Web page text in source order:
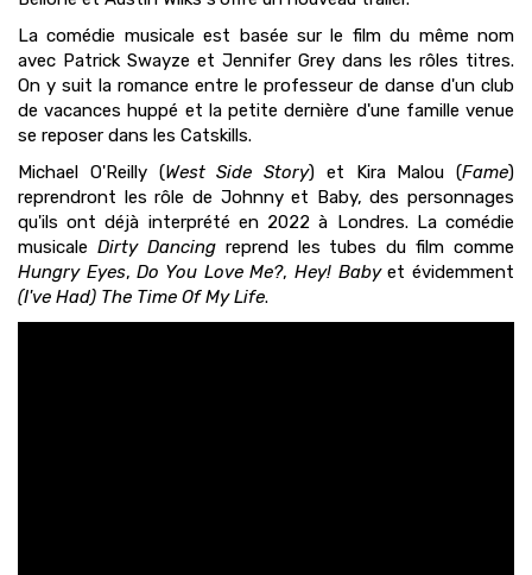
La comédie musicale est basée sur le film du même nom
avec Patrick Swayze et Jennifer Grey dans les rôles titres.
On y suit la romance entre le professeur de danse d'un club
de vacances huppé et la petite dernière d'une famille venue
se reposer dans les Catskills.
Michael O'Reilly (West Side Story) et Kira Malou (Fame)
reprendront les rôle de Johnny et Baby, des personnages
qu'ils ont déjà interprété en 2022 à Londres. La comédie
musicale Dirty Dancingreprend les tubes du film comme
Hungry Eyes,Do You Love Me?,Hey! Babyet évidemment
(I've Had) The Time Of My Life.